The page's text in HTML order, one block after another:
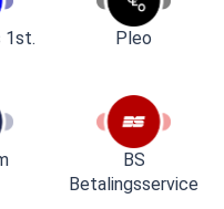
1st. Pleo
BS
Betalingsservice